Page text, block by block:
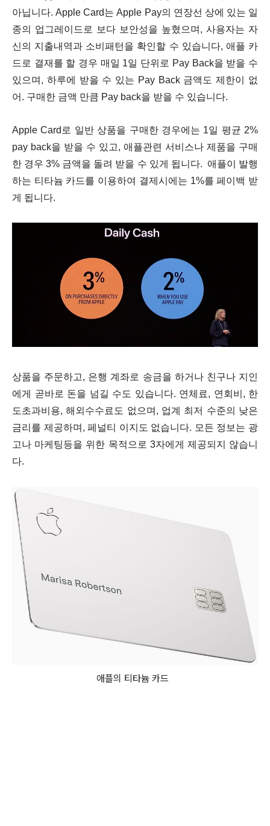
아닙니다. Apple Card는 Apple Pay의 연장선 상에 있는 일
종의 업그레이드로 보다 보안성을 높혔으며, 사용자는 자
신의 지출내역과 소비패턴을 확인할 수 있습니다, 애플 카
드로 결재를 할 경우 매일 1일 단위로 Pay Back을 받을 수
있으며, 하루에 받을 수 있는 Pay Back 금액도 제한이 없
어. 구매한 금액 만큼 Pay back을 받을 수 있습니다.
Apple Card로 일반 상품을 구매한 경우에는 1일 평균 2%
pay back을 받을 수 있고, 애플관련 서비스나 제품을 구매
한 경우 3% 금액을 돌려 받을 수 있게 됩니다. 애플이 발행
하는 티타늄 카드를 이용하여 결제시에는 1%를 페이백 받
게 됩니다.
상품을 주문하고, 은행 계좌로 송금을 하거나 친구나 지인
에게 곧바로 돈을 넘길 수도 있습니다. 연체료, 연회비, 한
도초과비용, 해외수수료 도 없으며, 업계 최저 수준의 낮은
금리 를 제공하며, 페널티 이지도 없습니다. 모든 정보는 광
고나 마케팅등을 위한 목적으로 3자에게 제공되지 않습니
다.
애플의 티타늄 카드